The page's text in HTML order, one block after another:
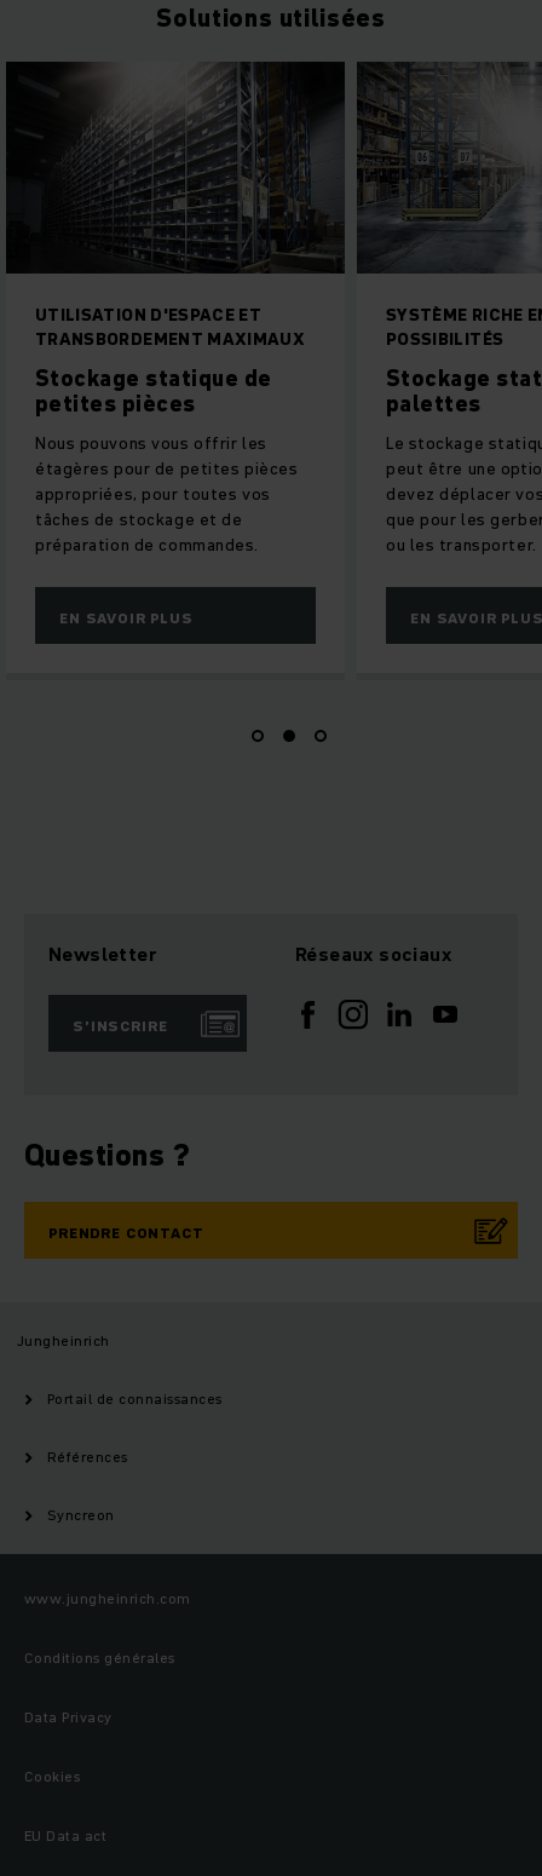
Solutions utilisées
UTILISATION D'ESPACE ET
TRANSBORDEMENT MAXIMAUX
Stockage statique de
petites pièces
Nous pouvons vous offrir les
étagères pour de petites pièces
appropriées, pour toutes vos
tâches de stockage et de
préparation de commandes.
EN SAVOIR PLUS
SYSTÈME RICHE EN
POSSIBILITÉS
Stockage
palettes
Le stockage statique
peut être une option
devez déplacer vos
que pour les gerber,
ou les transporter.
EN SAVOIR PLUS
Newsletter
S’INSCRIRE
Réseaux sociaux
Questions ?
PRENDRE CONTACT
Jungheinrich
Portail de connaissances
Références
Syncreon
www.jungheinrich.com
Conditions générales
Data Privacy
Cookies
EU Data act